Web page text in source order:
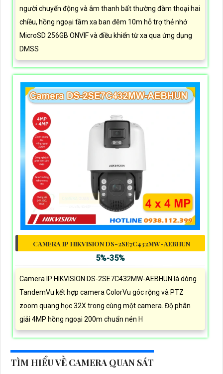
người chuyển động và âm thanh bất thường đàm thoại hai
chiều, hồng ngoại tầm xa ban đêm 10m hỗ trợ thẻ nhớ
MicroSD 256GB ONVIF và điều khiển từ xa qua ứng dụng
DMSS
CAMERA IP HIKVISION DS-2SE7C432MW-AEBHUN
5%-35%
Camera IP HIKVISION DS-2SE7C432MW-AEBHUN là dòng
TandemVu kết hợp camera ColorVu góc rộng và PTZ
zoom quang học 32X trong cùng một camera. Độ phân
giải 4MP hồng ngoại 200m chuẩn nén H
TÌM HIỂU VỀ CAMERA QUAN SÁT